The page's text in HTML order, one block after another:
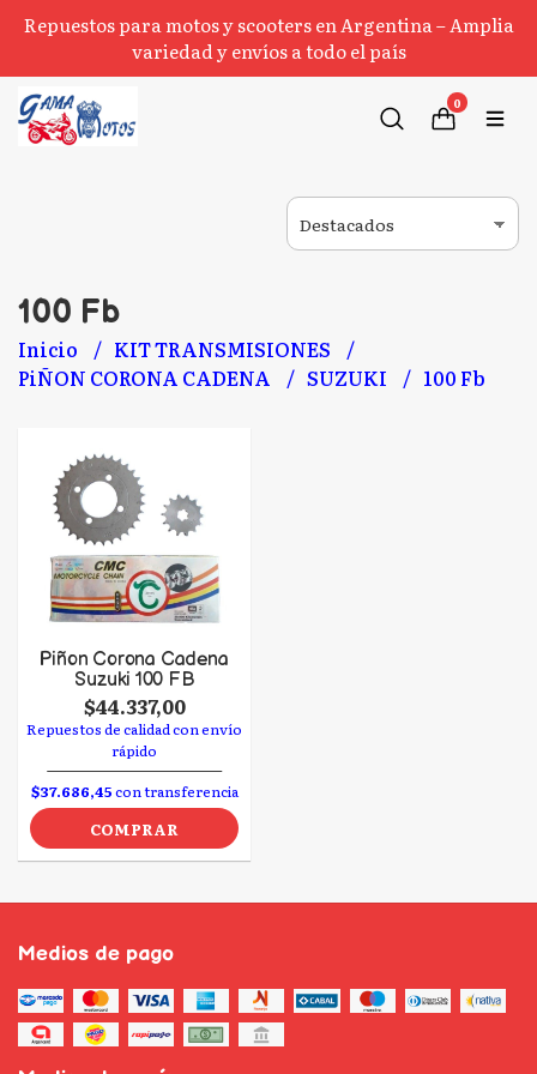
Repuestos para motos y scooters en Argentina – Amplia
variedad y envíos a todo el país
0
100 Fb
Inicio
KIT TRANSMISIONES
PiÑON CORONA CADENA
SUZUKI 100 Fb
Piñon Corona Cadena
Suzuki 100 FB
$44.337,00
Repuestos de calidad con envío
rápido
$37.686,45con transferencia
COMPRAR
Medios de pago